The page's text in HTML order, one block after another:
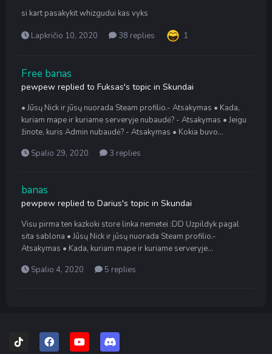
si kart pasakykit whizgudui kas vyks
Lapkričio 10, 2020 38 replies 1
Free banas
pewpew replied to Fuksas's topic in Skundai
• Jūsų Nick ir jūsų nuorada Steam profilio.- Atsakymas • Kada,
kuriam mape ir kuriame serveryje nubaudė? - Atsakymas • Jeigu
žinote, kuris Admin nubaudė? - Atsakymas • Kokia buvo...
Spalio 29, 2020
3 replies
banas
pewpew replied to Darius's topic in Skundai
Visu pirma ten kazkoki store linka nemetei :DD Uzpildyk pagal
sita sablona • Jūsų Nick ir jūsų nuorada Steam profilio.-
Atsakymas • Kada, kuriam mape ir kuriame serveryje...
Spalio 4, 2020
5 replies